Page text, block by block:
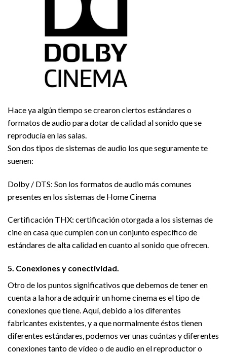
Hace ya algún tiempo se crearon ciertos estándares o
formatos de audio para dotar de calidad al sonido que se
reproducía en las salas.
Son dos tipos de sistemas de audio los que seguramente te
suenen:
Dolby / DTS: Son los formatos de audio más comunes
presentes en los sistemas de Home Cinema
Certificación THX: certificación otorgada a los sistemas de
cine en casa que cumplen con un conjunto específico de
estándares de alta calidad en cuanto al sonido que ofrecen.
5. Conexiones y conectividad.
Otro de los puntos significativos que debemos de tener en
cuenta a la hora de adquirir un home cinema es el tipo de
conexiones que tiene. Aquí, debido a los diferentes
fabricantes existentes, y a que normalmente éstos tienen
diferentes estándares, podemos ver unas cuántas y diferentes
conexiones tanto de vídeo o de audio en el reproductor o